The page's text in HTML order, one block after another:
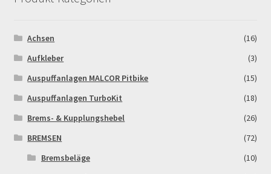
Achsen
(16)
Aufkleber
(3)
Auspuffanlagen MALCOR Pitbike
(15)
Auspuffanlagen TurboKit
(18)
Brems- & Kupplungshebel
(26)
BREMSEN
(72)
Bremsbeläge
(10)